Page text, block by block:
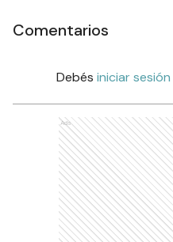
Comentarios
Debés iniciar sesión
Ads